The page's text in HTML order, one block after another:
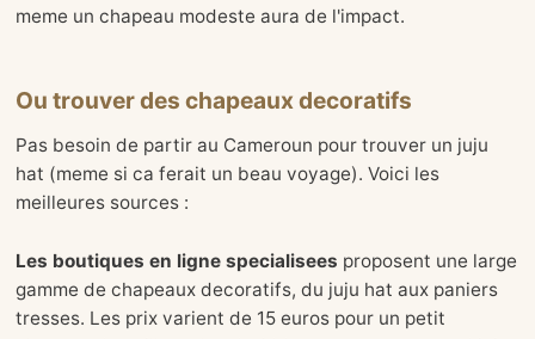
meme un chapeau modeste aura de l'impact.
Ou trouver des chapeaux decoratifs
Pas besoin de partir au Cameroun pour trouver un juju
hat (meme si ca ferait un beau voyage). Voici les
meilleures sources :
Les boutiques en ligne specialisees proposent une large
gamme de chapeaux decoratifs, du juju hat aux paniers
tresses. Les prix varient de 15 euros pour un petit